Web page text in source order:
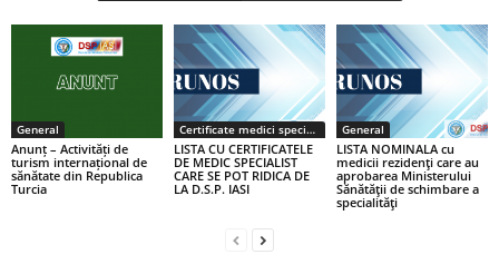
General
Anunț – Activități de
turism internațional de
sănătate din Republica
Turcia
Certificate medici specialiști / primari
LISTA CU CERTIFICATELE
DE MEDIC SPECIALIST
CARE SE POT RIDICA DE
LA D.S.P. IASI
General
LISTA NOMINALA cu
medicii rezidenţi care au
aprobarea Ministerului
Sănătăţii de schimbare a
specialităţi